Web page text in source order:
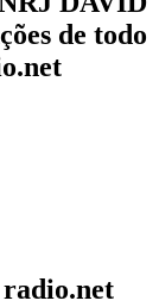
de todo